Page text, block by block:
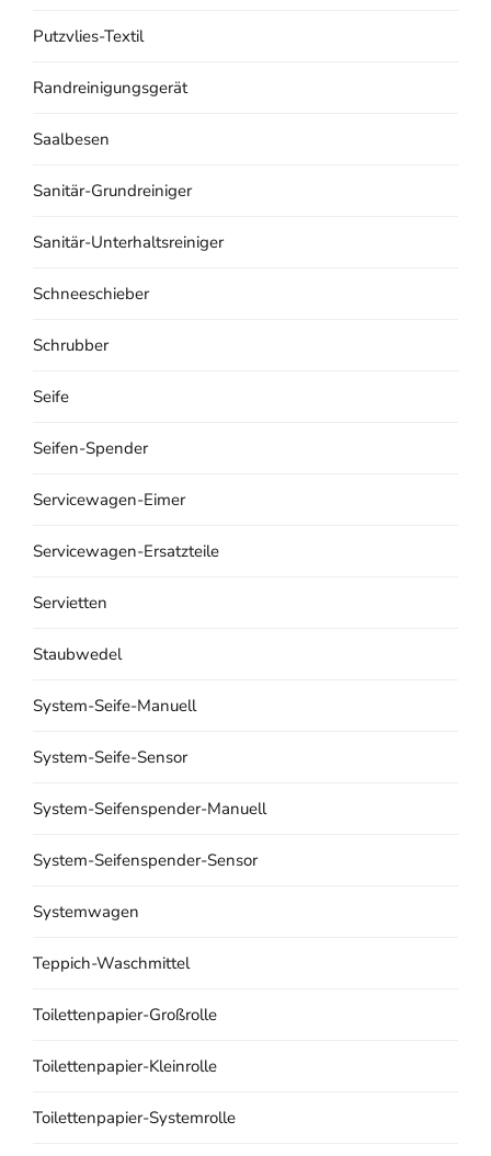
Putzvlies-Textil
Randreinigungsgerät
Saalbesen
Sanitär-Grundreiniger
Sanitär-Unterhaltsreiniger
Schneeschieber
Schrubber
Seife
Seifen-Spender
Servicewagen-Eimer
Servicewagen-Ersatzteile
Servietten
Staubwedel
System-Seife-Manuell
System-Seife-Sensor
System-Seifenspender-Manuell
System-Seifenspender-Sensor
Systemwagen
Teppich-Waschmittel
Toilettenpapier-Großrolle
Toilettenpapier-Kleinrolle
Toilettenpapier-Systemrolle